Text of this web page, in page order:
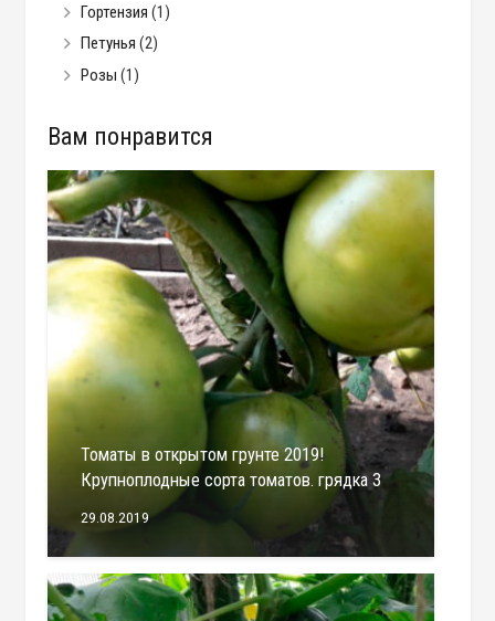
Гортензия (1)
Петунья (2)
Розы (1)
Вам понравится
Томаты в открытом грунте 2019!
Крупноплодные сорта томатов. грядка 3
29.08.2019